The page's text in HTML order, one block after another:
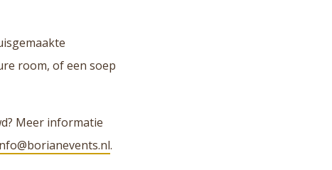
room, of een soep
Meer informatie
.